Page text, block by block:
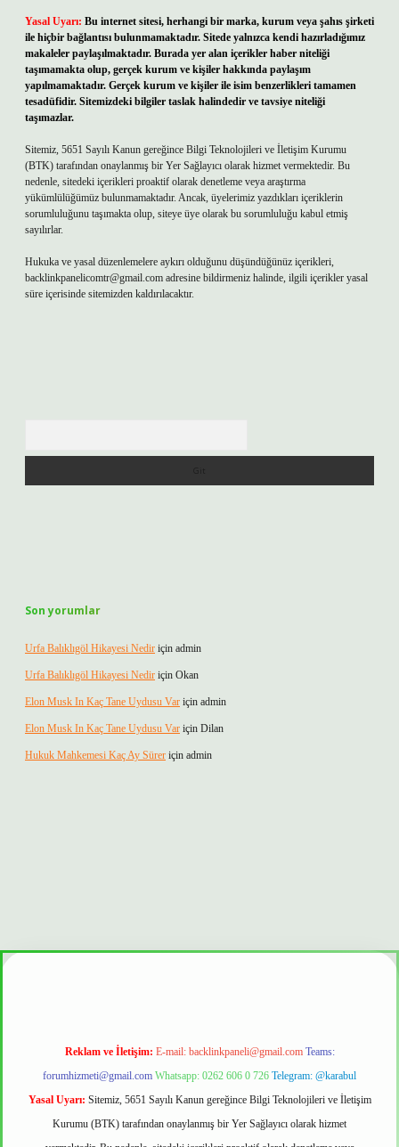
Yasal Uyarı: Bu internet sitesi, herhangi bir marka, kurum veya şahıs şirketi
ile hiçbir bağlantısı bulunmamaktadır. Sitede yalnızca kendi hazırladığımız
makaleler paylaşılmaktadır. Burada yer alan içerikler haber niteliği
taşımamakta olup, gerçek kurum ve kişiler hakkında paylaşım
yapılmamaktadır. Gerçek kurum ve kişiler ile isim benzerlikleri tamamen
tesadüfidir. Sitemizdeki bilgiler taslak halindedir ve tavsiye niteliği
taşımazlar.
Sitemiz, 5651 Sayılı Kanun gereğince Bilgi Teknolojileri ve İletişim Kurumu
(BTK) tarafından onaylanmış bir Yer Sağlayıcı olarak hizmet vermektedir. Bu
nedenle, sitedeki içerikleri proaktif olarak denetleme veya araştırma
yükümlülüğümüz bulunmamaktadır. Ancak, üyelerimiz yazdıkları içeriklerin
sorumluluğunu taşımakta olup, siteye üye olarak bu sorumluluğu kabul etmiş
sayılırlar.
Hukuka ve yasal düzenlemelere aykırı olduğunu düşündüğünüz içerikleri,
backlinkpanelicomtr@gmail.com adresine bildirmeniz halinde, ilgili içerikler yasal
süre içerisinde sitemizden kaldırılacaktır.
Son yorumlar
Urfa Balıklıgöl Hikayesi Nedir için admin
Urfa Balıklıgöl Hikayesi Nedir için Okan
Elon Musk In Kaç Tane Uydusu Var için admin
Elon Musk In Kaç Tane Uydusu Var için Dilan
Hukuk Mahkemesi Kaç Ay Sürer için admin
Reklam ve İletişim: E-mail: backlinkpaneli@gmail.com Teams:
forumhizmeti@gmail.com Whatsapp: 0262 606 0 726 Telegram: @karabul
Yasal Uyarı: Sitemiz, 5651 Sayılı Kanun gereğince Bilgi Teknolojileri ve İletişim
Kurumu (BTK) tarafından onaylanmış bir Yer Sağlayıcı olarak hizmet